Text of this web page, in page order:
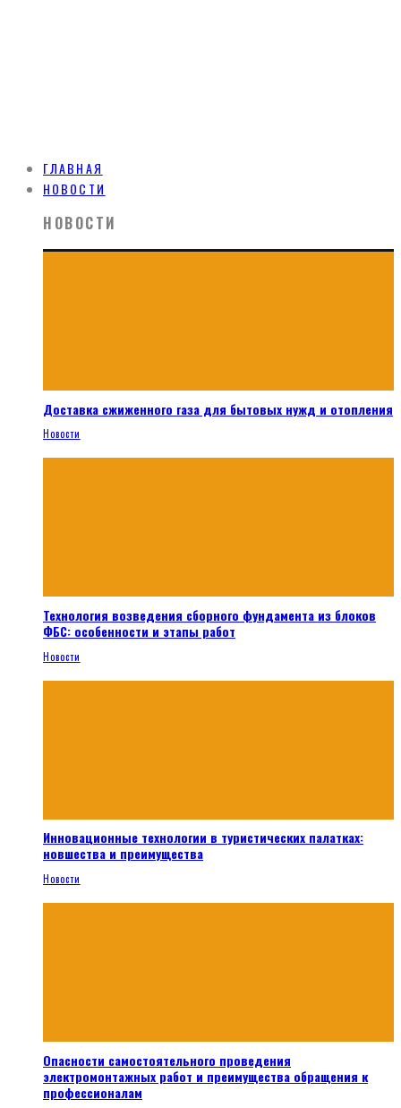
ГЛАВНАЯ
НОВОСТИ
НОВОСТИ
Доставка сжиженного газа для бытовых нужд и отопления
Новости
Технология возведения сборного фундамента из блоков
ФБС: особенности и этапы работ
Новости
Инновационные технологии в туристических палатках:
новшества и преимущества
Новости
Опасности самостоятельного проведения
электромонтажных работ и преимущества обращения к
профессионалам